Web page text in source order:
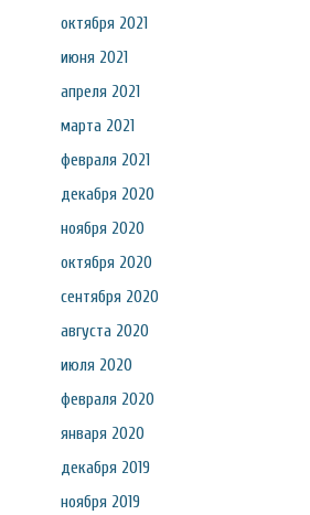
октября 2021
июня 2021
апреля 2021
марта 2021
февраля 2021
декабря 2020
ноября 2020
октября 2020
сентября 2020
августа 2020
июля 2020
февраля 2020
января 2020
декабря 2019
ноября 2019